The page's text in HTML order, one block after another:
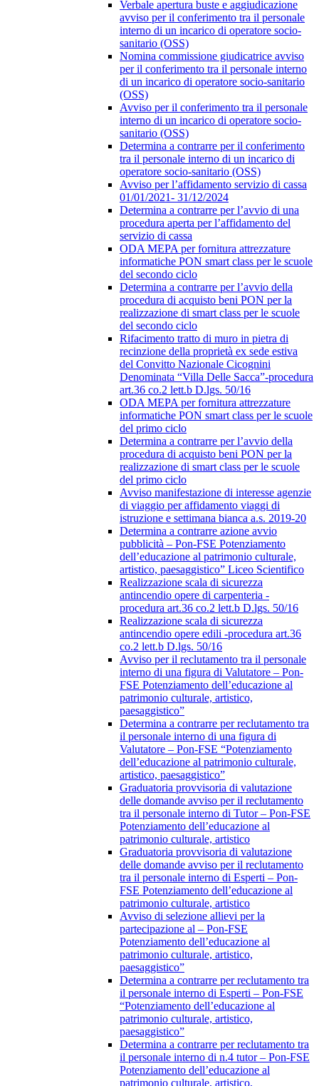
Verbale apertura buste e aggiudicazione
avviso per il conferimento tra il personale
interno di un incarico di operatore socio-
sanitario (OSS)
Nomina commissione giudicatrice avviso
per il conferimento tra il personale interno
di un incarico di operatore socio-sanitario
(OSS)
Avviso per il conferimento tra il personale
interno di un incarico di operatore socio-
sanitario (OSS)
Determina a contrarre per il conferimento
tra il personale interno di un incarico di
operatore socio-sanitario (OSS)
Avviso per l’affidamento servizio di cassa
01/01/2021- 31/12/2024
Determina a contrarre per l’avvio di una
procedura aperta per l’affidamento del
servizio di cassa
ODA MEPA per fornitura attrezzature
informatiche PON smart class per le scuole
del secondo ciclo
Determina a contrarre per l’avvio della
procedura di acquisto beni PON per la
realizzazione di smart class per le scuole
del secondo ciclo
Rifacimento tratto di muro in pietra di
recinzione della proprietà ex sede estiva
del Convitto Nazionale Cicognini
Denominata “Villa Delle Sacca”-procedura
art.36 co.2 lett.b D.lgs. 50/16
ODA MEPA per fornitura attrezzature
informatiche PON smart class per le scuole
del primo ciclo
Determina a contrarre per l’avvio della
procedura di acquisto beni PON per la
realizzazione di smart class per le scuole
del primo ciclo
Avviso manifestazione di interesse agenzie
di viaggio per affidamento viaggi di
istruzione e settimana bianca a.s. 2019-20
Determina a contrarre azione avvio
pubblicità – Pon-FSE Potenziamento
dell’educazione al patrimonio culturale,
artistico, paesaggistico” Liceo Scientifico
Realizzazione scala di sicurezza
antincendio opere di carpenteria -
procedura art.36 co.2 lett.b D.lgs. 50/16
Realizzazione scala di sicurezza
antincendio opere edili -procedura art.36
co.2 lett.b D.lgs. 50/16
Avviso per il reclutamento tra il personale
interno di una figura di Valutatore – Pon-
FSE Potenziamento dell’educazione al
patrimonio culturale, artistico,
paesaggistico”
Determina a contrarre per reclutamento tra
il personale interno di una figura di
Valutatore – Pon-FSE “Potenziamento
dell’educazione al patrimonio culturale,
artistico, paesaggistico”
Graduatoria provvisoria di valutazione
delle domande avviso per il reclutamento
tra il personale interno di Tutor – Pon-FSE
Potenziamento dell’educazione al
patrimonio culturale, artistico
Graduatoria provvisoria di valutazione
delle domande avviso per il reclutamento
tra il personale interno di Esperti – Pon-
FSE Potenziamento dell’educazione al
patrimonio culturale, artistico
Avviso di selezione allievi per la
partecipazione al – Pon-FSE
Potenziamento dell’educazione al
patrimonio culturale, artistico,
paesaggistico”
Determina a contrarre per reclutamento tra
il personale interno di Esperti – Pon-FSE
“Potenziamento dell’educazione al
patrimonio culturale, artistico,
paesaggistico”
Determina a contrarre per reclutamento tra
il personale interno di n.4 tutor – Pon-FSE
Potenziamento dell’educazione al
patrimonio culturale, artistico,